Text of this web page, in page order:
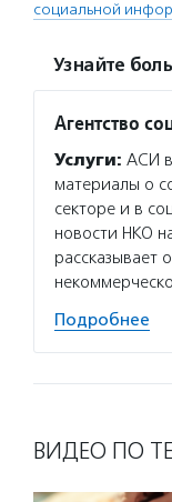
социальной
Узнайте
Агентство
Услуги: АСИ
материалы о
секторе и в
новости НКО
рассказывает
Подробнее
ВИДЕО ПО